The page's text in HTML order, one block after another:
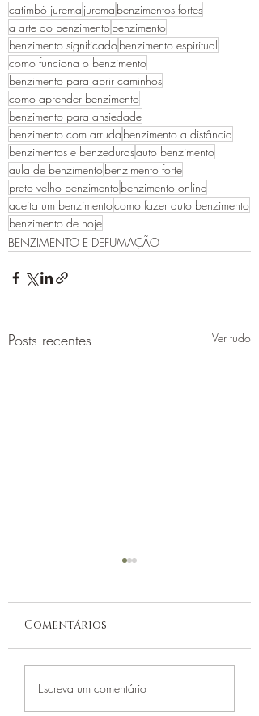
catimbó jurema jurema benzimentos fortes
a arte do benzimentobenzimento
benzimento significadobenzimento espiritual
como funciona o benzimento
benzimento para abrir caminhos
como aprender benzimento
benzimento para ansiedade
benzimento com arruda benzimento a distância
benzimentos e benzedurasauto benzimento
aula de benzimentobenzimento forte
preto velho benzimentobenzimento online
aceita um benzimentocomo fazer auto benzimento
benzimento de hoje
BENZIMENTO E DEFUMAÇÃO
Posts recentes Ver tudo
Descubra os
Comentários
Escreva um comentário